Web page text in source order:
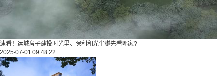
速看！运城房子建投时光里、保利和光尘樾先看哪家?
2025-07-01 09:48:22